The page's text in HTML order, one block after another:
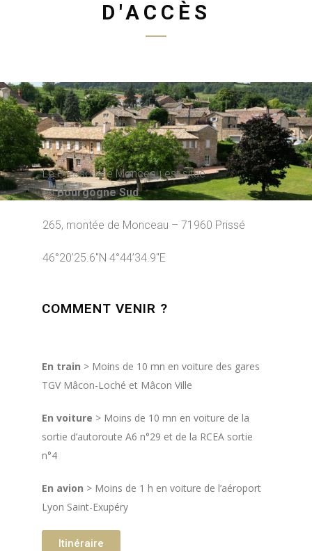
D'ACCÈS
Le Pressoir de Monceau est situé
enBourgogne Sud.
265, montée de Monceau – 71960 Prissé
46°20’25.6″N 4°44’34.9″E
COMMENT VENIR ?
En train > Moins de 10 mn en voiture des gares
TGV Mâcon-Loché et Mâcon Ville
En voiture > Moins de 10 mn en voiture de la
sortie d’autoroute A6 n°29 et de la RCEA sortie
n°4
En avion > Moins de 1 h en voiture de l’aéroport
Lyon Saint-Exupéry
Itinéraire